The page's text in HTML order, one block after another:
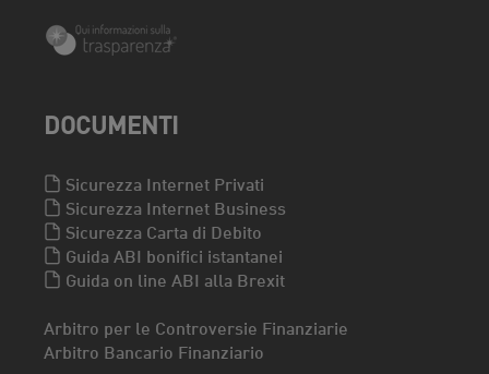
DOCUMENTI
Sicurezza Internet Privati
Sicurezza Internet Business
Sicurezza Carta di Debito
Guida ABI bonifici istantanei
Guida on line ABI alla Brexit
Arbitro per le Controversie Finanziarie
Arbitro Bancario Finanziario